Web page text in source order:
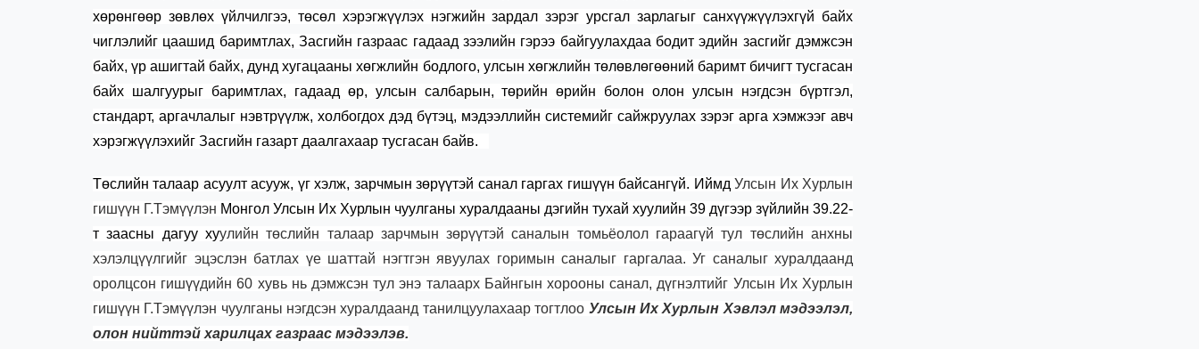
хөрөнгөөр зөвлөх үйлчилгээ, төсөл хэрэгжүүлэх нэгжийн зардал зэрэг урсгал зарлагыг санхүүжүүлэхгүй байх
чиглэлийг цаашид баримтлах, Засгийн газраас гадаад зээлийн гэрээ байгуулахдаа бодит эдийн засгийг дэмжсэн
байх, үр ашигтай байх, дунд хугацааны хөгжлийн бодлого, улсын хөгжлийн төлөвлөгөөний баримт бичигт тусгасан
байх шалгуурыг баримтлах, гадаад өр, улсын салбарын, төрийн өрийн болон олон улсын нэгдсэн бүртгэл,
стандарт, аргачлалыг нэвтрүүлж, холбогдох дэд бүтэц, мэдээллийн системийг сайжруулах зэрэг арга хэмжээг авч
хэрэгжүүлэхийг Засгийн газарт даалгахаар тусгасан байв.
Төслийн талаар асуулт асууж, үг хэлж, зарчмын зөрүүтэй санал гаргах гишүүн байсангүй. ИймдУлсын Их Хурлын
гишүүн Г.Тэмүүлэн Монгол Улсын Их Хурлын чуулганы хуралдааны дэгийн тухай хуулийн 39 дүгээр зүйлийн 39.22-
т заасны дагуу хуулийн төслийн талаар зарчмын зөрүүтэй саналын томьёолол гараагүй тул төслийн анхны
хэлэлцүүлгийг эцэслэн батлах үе шаттай нэгтгэн явуулах горимын саналыг гаргалаа. Уг саналыг хуралдаанд
оролцсон гишүүдийн 60 хувь нь дэмжсэн тул энэ талаарх Байнгын хорооны санал, дүгнэлтийг Улсын Их Хурлын
гишүүн Г.Тэмүүлэн чуулганы нэгдсэн хуралдаанд танилцуулахаар тогтлоо Улсын Их Хурлын Хэвлэл мэдээлэл,
олон нийттэй харилцах газраас мэдээлэв.